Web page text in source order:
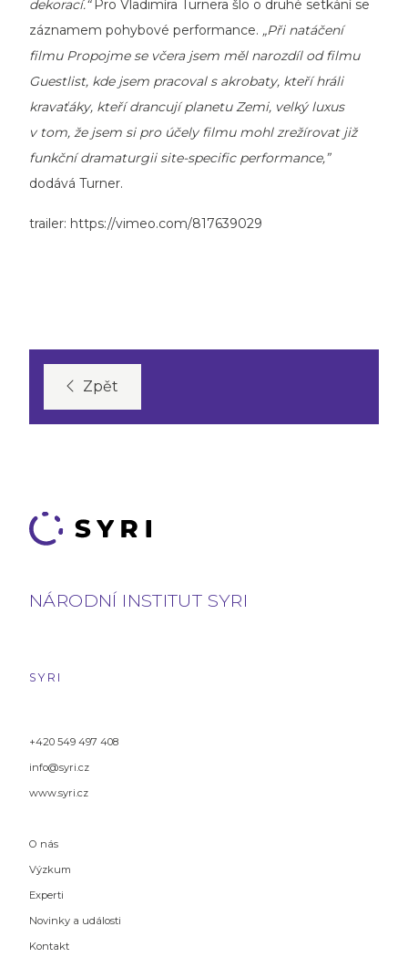
dekorací.“Pro Vladimíra Turnera šlo o druhé setkání se
záznamem pohybové performance. „Při natáčení
filmu Propojme se včera jsem měl narozdíl od filmu
Guestlist, kde jsem pracoval s akrobaty, kteříhráli
kravaťáky, kteří drancují planetu Zemi, velký luxus
v tom, že jsem si pro účely filmu mohl zrežírovat již
funkční dramaturgii site-specific performance,”
dodává Turner.
trailer: https://vimeo.com/817639029
Zpět
NÁRODNÍ INSTITUT SYRI
SYRI
+420 549 497 408
info@syri.cz
www.syri.cz
O nás
Výzkum
Experti
Novinky a události
Kontakt